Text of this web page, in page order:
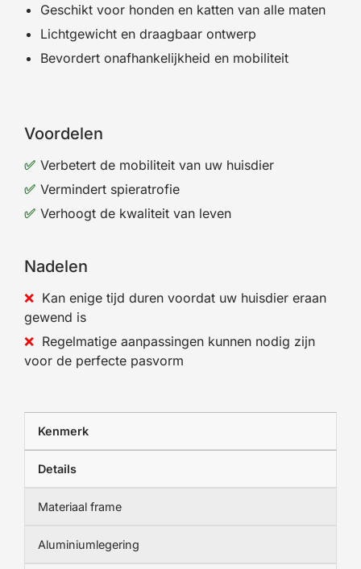
Geschikt voor honden en katten van alle maten
Lichtgewicht en draagbaar ontwerp
Bevordert onafhankelijkheid en mobiliteit
Voordelen
Verbetert de mobiliteit van uw huisdier
Vermindert spieratrofie
Verhoogt de kwaliteit van leven
Nadelen
Kan enige tijd duren voordat uw huisdier eraan
gewend is
Regelmatige aanpassingen kunnen nodig zijn
voor de perfecte pasvorm
Kenmerk
Details
Materiaal frame
Aluminiumlegering